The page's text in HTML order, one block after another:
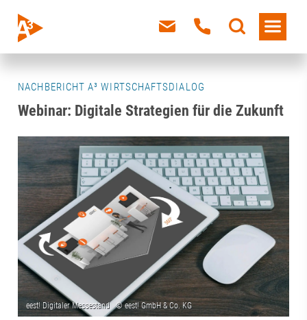
NACHBERICHT A³ WIRTSCHAFTSDIALOG
Webinar: Digitale Strategien für die Zukunft